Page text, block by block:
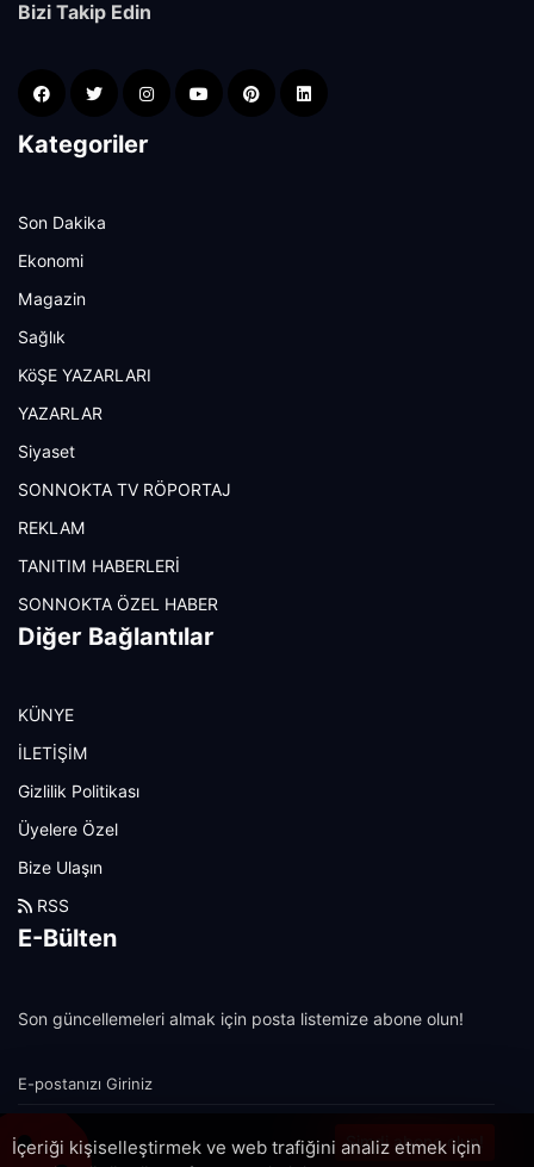
Bizi Takip Edin
Kategoriler
Son Dakika
Ekonomi
Magazin
Sağlık
KöŞE YAZARLARI
YAZARLAR
Siyaset
SONNOKTA TV RÖPORTAJ
REKLAM
TANITIM HABERLERİ
SONNOKTA ÖZEL HABER
Diğer Bağlantılar
KÜNYE
İLETİŞİM
Gizlilik Politikası
Üyelere Özel
Bize Ulaşın
RSS
E-Bülten
Son güncellemeleri almak için posta listemize abone olun!
Şimdi abone olun!
İçeriği kişiselleştirmek ve web trafiğini analiz etmek için